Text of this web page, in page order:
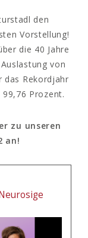
den
Vorstellung!
die 40 Jahre
von
das Rekordjahr
Prozent.
zu unseren
an!